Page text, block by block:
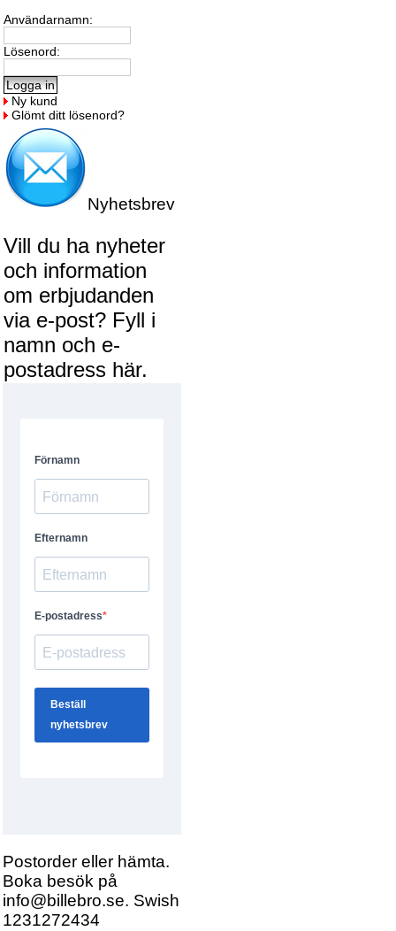
Användarnamn:
Lösenord:
Ny kund
Glömt ditt lösenord?
Nyhetsbrev
Vill du ha nyheter
och information
om erbjudanden
via e-post? Fyll i
namn och e-
postadress här.
Postorder eller hämta.
Boka besök på
info@billebro.se. Swish
1231272434